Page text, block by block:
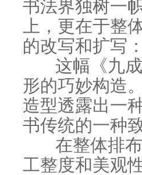
书法界独树一
上，更在于整
的改写和扩写
这幅《九
形的巧妙构造
造型透露出一
书传统的一种
在整体排
工整度和美观